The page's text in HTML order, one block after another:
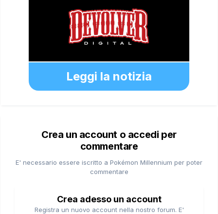
Leggi la notizia
Crea un account o accedi per
commentare
E' necessario essere iscritto a Pokémon Millennium per poter
commentare
Crea adesso un account
Registra un nuovo account nella nostro forum. E'